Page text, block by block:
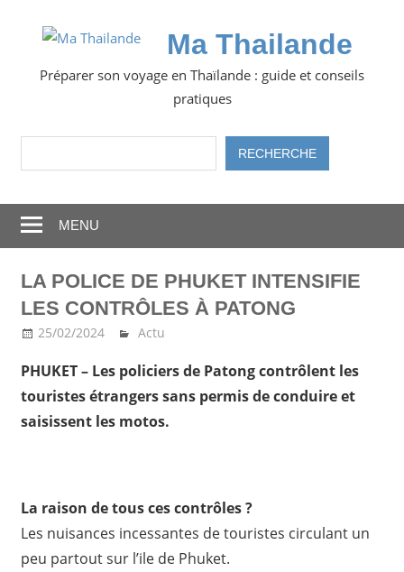
Ma Thailande
Préparer son voyage en Thaïlande : guide et conseils
pratiques
RechercherRECHERCHE
MENU
LA POLICE DE PHUKET INTENSIFIE
LES CONTRÔLES À PATONG
25/02/2024 Ma Thailande
Actu
PHUKET – Les policiers de Patong contrôlent les
touristes étrangers sans permis de conduire et
saisissent les motos.
La raison de tous ces contrôles ?
Les nuisances incessantes de touristes circulant un
peu partout sur l’ile de Phuket.